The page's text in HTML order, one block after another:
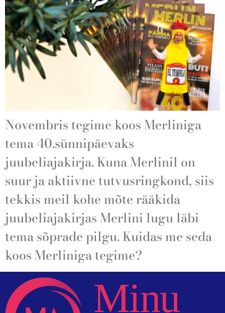
Novembris tegime koos Merliniga
tema 40.sünnipäevaks
juubeliajakirja. Kuna Merlinil on
suur ja aktiivne tutvusringkond, siis
tekkis meil kohe mõte rääkida
juubeliajakirjas Merlini lugu läbi
tema sõprade pilgu. Kuidas me seda
koos Merliniga tegime?